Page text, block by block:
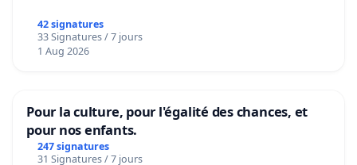
42 signatures
33 Signatures / 7 jours
1 Aug 2026
Pour la culture, pour l'égalité des chances, et
pour nos enfants.
247 signatures
31 Signatures / 7 jours